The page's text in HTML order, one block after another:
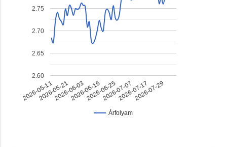
Árfolyam
2026-05-112026-05-212026-06-032026-06-152026-06-252026-07-072026-07-172026-07-29
2.60
2.65
2.70
2.75